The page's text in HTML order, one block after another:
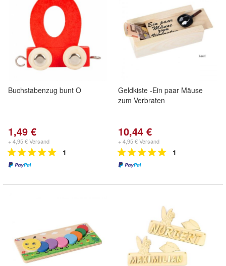
Buchstabenzug bunt O
1,49 €
+ 4,95 € Versand
1
Geldkiste -Ein paar Mäuse
zum Verbraten
10,44 €
+ 4,95 € Versand
1